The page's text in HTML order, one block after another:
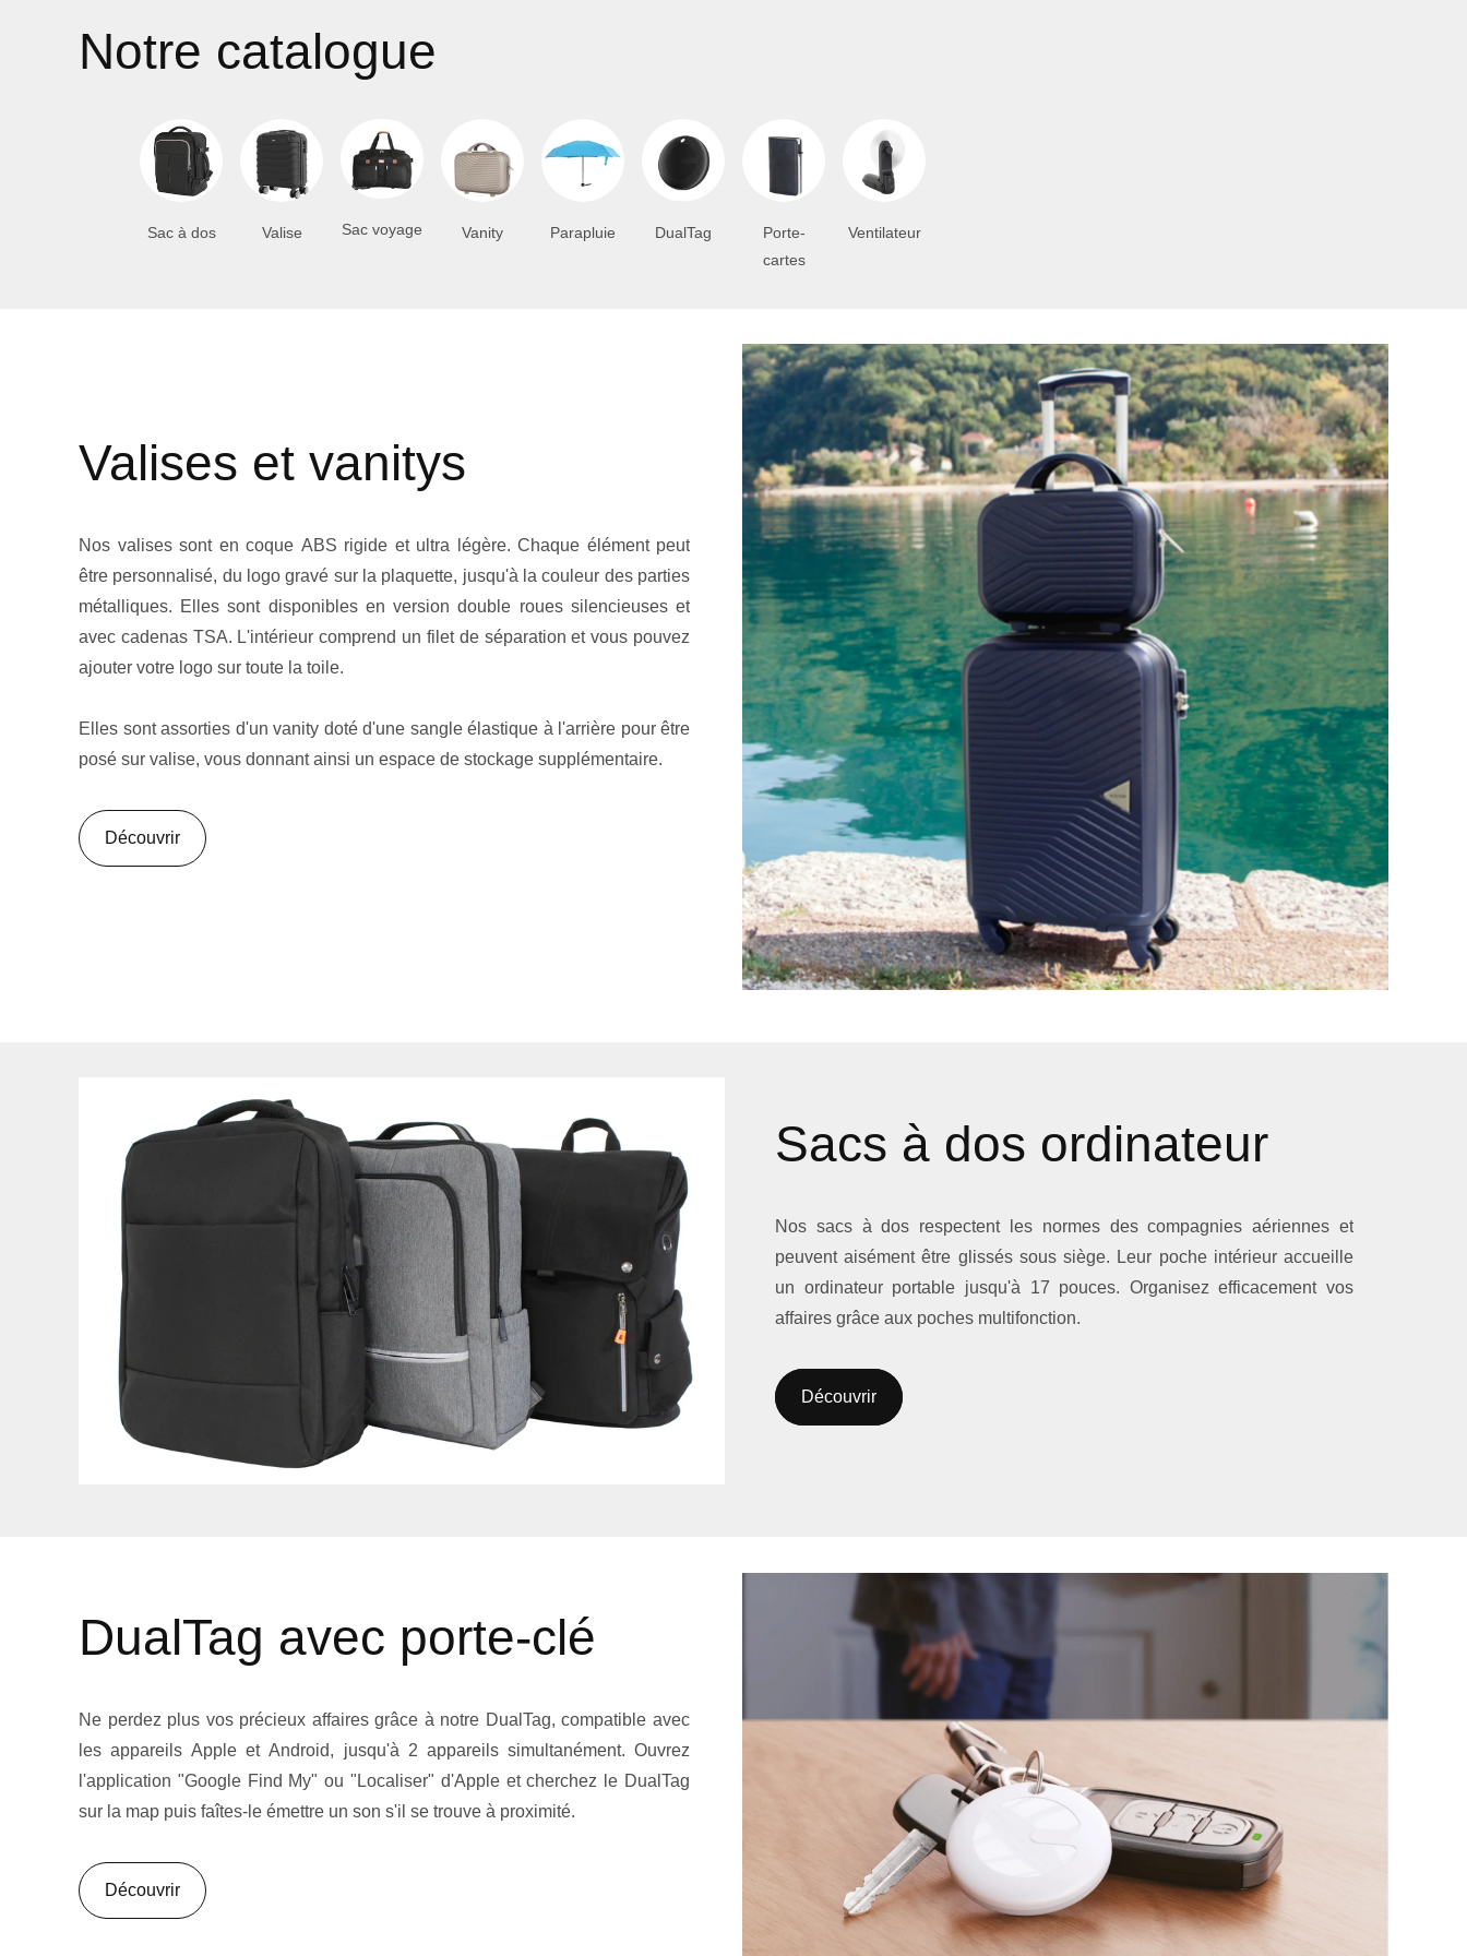
Notre catalogue
Sac à dos Valise Sac voyage Vanity Parapluie DualTag
Porte-
cartes
Ventilateur
Valises et vanitys
Nos valises sont en coque ABS rigide et ultra légère. Chaque élément peut
être personnalisé, du logo gravé sur la plaquette, jusqu'à la couleur des parties
métalliques. Elles sont disponibles en version double roues silencieuses et
avec cadenas TSA. L'intérieur comprend un filet de séparation et vous pouvez
ajouter votre logo sur toute la toile.
Elles sont assorties d'un vanity doté d'une sangle élastique à l'arrière pour être
posé sur valise, vous donnant ainsi un espace de stockage supplémentaire.
Découvrir
Sacs à dos ordinateur
Nos sacs à dos respectent les normes des compagnies aériennes et
peuvent aisément être glissés sous siège. Leur poche intérieur accueille
un ordinateur portable jusqu'à 17 pouces. Organisez efficacement vos
affaires grâce aux poches multifonction.
Découvrir
DualTag avec porte-clé
Ne perdez plus vos précieux affaires grâce à notre DualTag, compatible avec
les appareils Apple et Android, jusqu'à 2 appareils simultanément. Ouvrez
l'application "Google Find My" ou "Localiser" d'Apple et cherchez le DualTag
sur la map puis faîtes-le émettre un son s'il se trouve à proximité.
Découvrir